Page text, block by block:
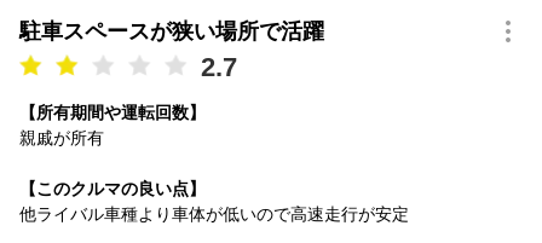
駐車スペースが狭い場所で活躍
2.7
【所有期間や運転回数】
親戚が所有
【このクルマの良い点】
他ライバル車種より車体が低いので高速走行が安定